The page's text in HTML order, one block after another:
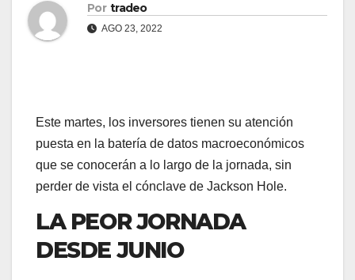
Por tradeo
AGO 23, 2022
Este martes, los inversores tienen su atención
puesta en la batería de datos macroeconómicos
que se conocerán a lo largo de la jornada, sin
perder de vista el cónclave de Jackson Hole.
LA PEOR JORNADA
DESDE JUNIO